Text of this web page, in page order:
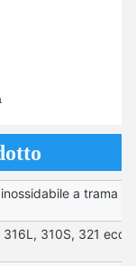
a trama
310S, 321 ecc